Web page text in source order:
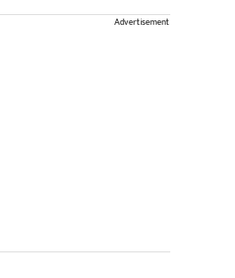
Advertisement